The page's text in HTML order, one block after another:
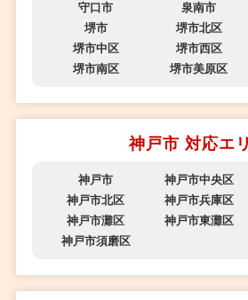
守口市
泉南市
堺市
堺市北区
堺市中区
堺市西区
堺市南区
堺市美原区
神戸市 対応エ
神戸市 神戸市中央区
神戸市北区
神戸市兵庫区
神戸市灘区
神戸市東灘区
神戸市須磨区